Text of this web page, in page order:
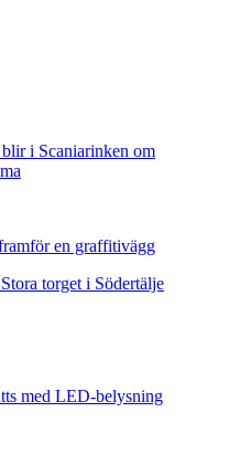
i Scaniarinken om
torget i Södertälje
med LED-belysning